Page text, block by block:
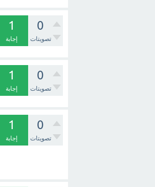
0
تصويتات
1
إجابة
0
تصويتات
1
إجابة
0
تصويتات
1
إجابة